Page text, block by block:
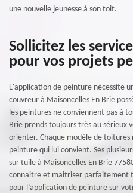
une nouvelle jeunesse à son toit.
Sollicitez les
pour vos projets
L'application de peinture nécessite
couvreur à Maisoncelles En Brie
les peintures ne conviennent pas à
Brie prends toujours très au sérieux
orienter. Chaque modèle de
peinture qui lui convient. Ses
sur tuile à Maisoncelles En Brie
connaitre et maitriser parfaitement
pour l’application de peinture sur